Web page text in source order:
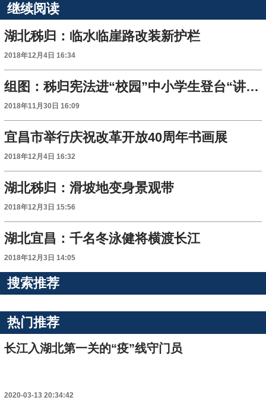
继续阅读
湖北秭归：临水临崖路改装新护栏
2018年12月4日 16:34
组图：秭归宪法进“校园”中小学生登台“讲法”
2018年11月30日 16:09
宜昌市举行庆祝改革开放40周年书画展
2018年12月4日 16:32
湖北秭归：滑坡地变身景观带
2018年12月3日 15:56
湖北宜昌：千名冬泳健将横渡长江
2018年12月3日 14:05
搜索推荐
热门推荐
长江入湖北第一关的“疫”线守门员
2020-03-13 20:34:42